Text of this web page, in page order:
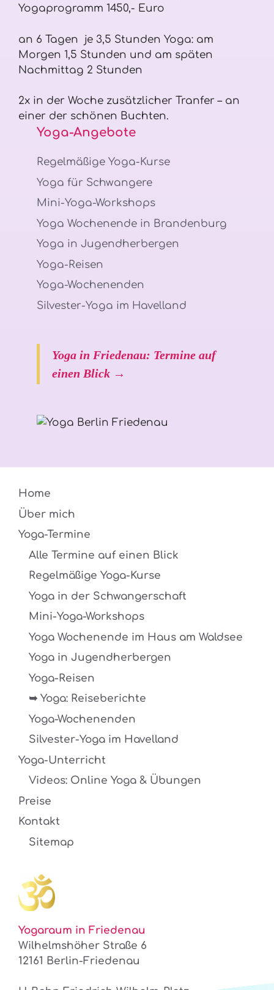
Yogaprogramm 1450,- Euro
an 6 Tagen je 3,5 Stunden Yoga: am
Morgen 1,5 Stunden und am späten
Nachmittag 2 Stunden
2x in der Woche zusätzlicher Tranfer – an
einer der schönen Buchten.
Yoga-Angebote
Regelmäßige Yoga-Kurse
Yoga für Schwangere
Mini-Yoga-Workshops
Yoga Wochenende in Brandenburg
Yoga in Jugendherbergen
Yoga-Reisen
Yoga-Wochenenden
Silvester-Yoga im Havelland
Yoga in Friedenau: Termine auf
einen Blick →
Home
Über mich
Yoga-Termine
Alle Termine auf einen Blick
Regelmäßige Yoga-Kurse
Yoga in der Schwangerschaft
Mini-Yoga-Workshops
Yoga Wochenende im Haus am Waldsee
Yoga in Jugendherbergen
Yoga-Reisen
➥ Yoga: Reiseberichte
Yoga-Wochenenden
Silvester-Yoga im Havelland
Yoga-Unterricht
Videos: Online Yoga & Übungen
Preise
Kontakt
Sitemap
Yogaraum in Friedenau
Wilhelmshöher Straße 6
12161 Berlin-Friedenau